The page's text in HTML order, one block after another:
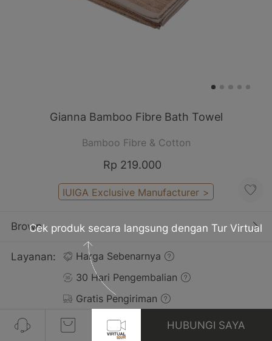
Gianna Bamboo Fibre Bath Towel
Bamboo Fibre & Cotton
Rp 219.000
IUIGA Exclusive Manufacturer >
Brown
Layanan:
Harga Sebenarnya
30 Hari Pengembalian
Gratis Pengiriman
Ulasan(4)
HUBUNGI SAYA
Cek produk secara langsung dengan Tur Virtual